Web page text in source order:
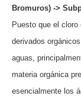
Bromuros) ->
Puesto que el
derivados
aguas,
materia orgánica
esencialmente los